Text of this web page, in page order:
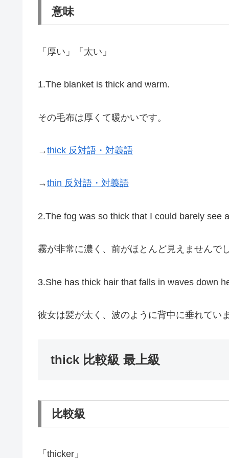
意味
「厚い」「太い」
1.The blanket is thick and warm.
その毛布は厚くて暖かいです。
→thick 反対語・対義語
→thin 反対語・対義語
2.The fog was so thick that I could barely see
霧が非常に濃く、前がほとんど見えませんでし
3.She has thick hair that falls in waves down
彼女は髪が太く、波のように背中に垂れていま
thick 比較級 最上級
比較級
「thicker」